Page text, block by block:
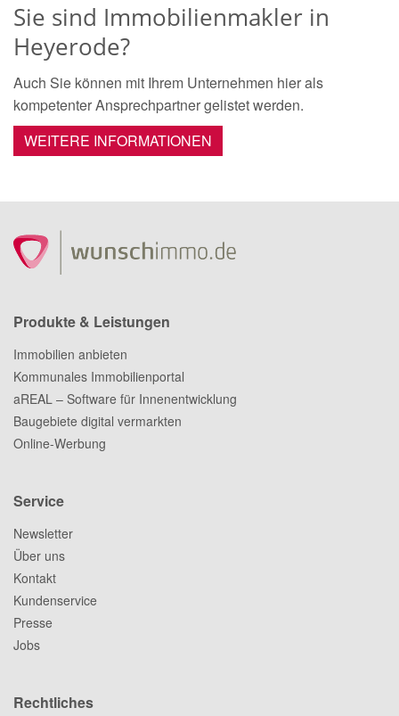
Sie sind Immobilienmakler in
Heyerode?
Auch Sie können mit Ihrem Unternehmen hier als
kompetenter Ansprechpartner gelistet werden.
WEITERE INFORMATIONEN
Produkte & Leistungen
Immobilien anbieten
Kommunales Immobilienportal
aREAL – Software für Innenentwicklung
Baugebiete digital vermarkten
Online-Werbung
Service
Newsletter
Über uns
Kontakt
Kundenservice
Presse
Jobs
Rechtliches